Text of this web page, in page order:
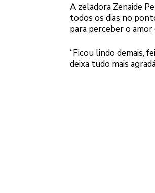
A zeladora Zenaide
todos os dias no
para perceber o
“Ficou lindo demais,
deixa tudo mais